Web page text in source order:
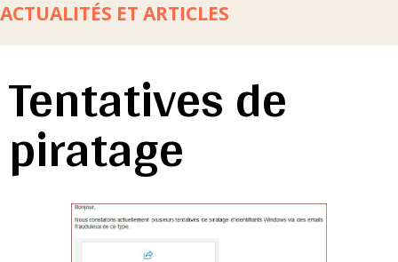
ACTUALITÉS ET ARTICLES
Tentatives de
piratage